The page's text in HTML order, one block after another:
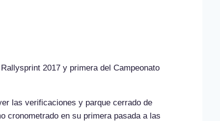
2017 y primera del Campeonato
las verificaciones y parque cerrado de
cronometrado en su primera pasada a las